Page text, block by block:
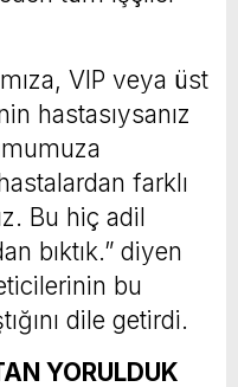
VIP veya üst
hastasıysanız
farklı
Bu hiç adil
bıktık.” diyen
bu
dile getirdi.
YORULDUK